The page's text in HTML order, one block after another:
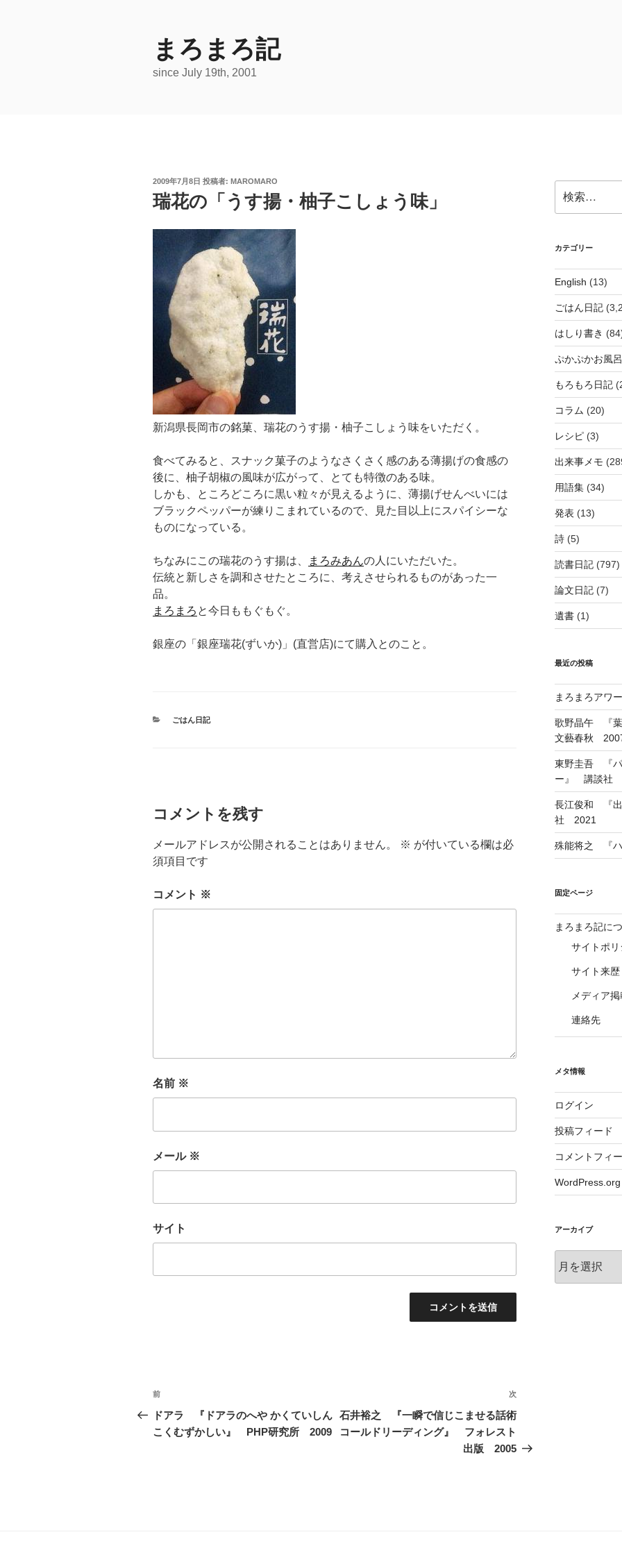
まろまろ記
since July 19th, 2001
投
稿
日:
2009年7月8日 投稿者: MAROMARO
瑞花の「うす揚・柚子こしょう味」
新潟県長岡市の銘菓、瑞花のうす揚・柚子こしょう味をいただく。
食べてみると、スナック菓子のようなさくさく感のある薄揚げの食感の
後に、柚子胡椒の風味が広がって、とても特徴のある味。
しかも、ところどころに黒い粒々が見えるように、薄揚げせんべいには
ブラックペッパーが練りこまれているので、見た目以上にスパイシーな
ものになっている。
ちなみにこの瑞花のうす揚は、 まろみあんの人にいただいた。
伝統と新しさを調和させたところに、考えさせられるものがあった一
品。
まろまろ と今日ももぐもぐ。
銀座の「銀座瑞花(ずいか)」(直営店)にて購入とのこと。
カ
ごはん日記
コメントを残す
メールアドレスが公開されることはありません。 ※ が付いている欄は必
須項目です
コメント ※
名前 ※
メール ※
サイト
投
稿
ナ
前
の
投
前
ドアラ 『ドアラのへや かくていしん
こくむずかしい』 PHP研究所 2009
次
の
稿
次
石井裕之 『一瞬で信じこませる話術
コールドリーディング』 フォレスト
出版 2005
索:
カテゴリー
English (13)
ごはん日記
はしり書き
ぷかぷかお風
もろもろ日記
コラム (20)
レシピ(3)
出来事メモ
用語集(34)
発表 (13)
詩(5)
読書日記(797)
論文日記(7)
遺書(1)
最近の投稿
まろまろアワ
歌野晶午 『
文藝春秋
東野圭吾 『パ
ー』 講談社
長江俊和 『
社 2021
殊能将之 『
固定ページ
まろまろ記に
サイトポリ
サイト来歴
メディア
連絡先
メタ情報
ログイン
投稿フィード
コメントフィ
WordPress.org
アーカイブ
ー